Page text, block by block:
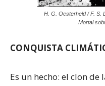
H. G. Oesterheld / F. S.
Mortal
CONQUISTA
Es un hecho: el clon